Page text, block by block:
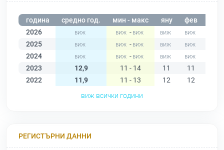
година средно год. мин - макс яну фев
2026
-
2025
-
2024
-
2023
12,9 11 - 14 11 11
2022
11,9 11 - 13 12 12
виж всички години
РЕГИСТЪРНИ ДАННИ